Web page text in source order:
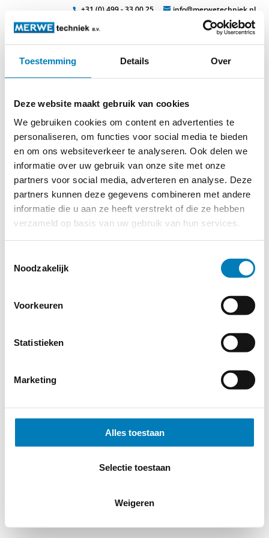
Toestemming Details Over
Deze website maakt gebruik van cookies
We gebruiken cookies om content en advertenties te
personaliseren, om functies voor social media te bieden
en om ons websiteverkeer te analyseren. Ook delen we
informatie over uw gebruik van onze site met onze
partners voor social media, adverteren en analyse. Deze
partners kunnen deze gegevens combineren met andere
informatie die u aan ze heeft verstrekt of die ze hebben
verzameld op basis van uw gebruik van hun services.
Noodzakelijk
Voorkeuren
Statistieken
Marketing
Alles toestaan
Selectie toestaan
Weigeren
+31 (0) 499 - 33 00 25 info@merwetechniek.nl
Veelzijdig in elektrotechnische producten
head-7
MERWEtechniek B.V. - Disclaimer Privacy Policy
Cookieverklaring
Verdere contact gegevens